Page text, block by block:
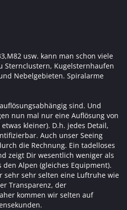
usw. kann man schon viele
Sternclustern, Kugelsternhaufen
Nebelgebieten. Spiralarme
sind. Und
nun mal nur eine Auflösung von
kleiner). D.h. jedes Detail,
Auch unser Seeing
die Rechnung. Ein tadelloses
zeigt Dir wesentlich weniger als
Alpen (gleiches Equipment).
sehr sehr selten eine Luftruhe wie
Transparenz, der
kommen wir selten auf